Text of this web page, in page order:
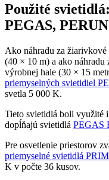
Použité
PEGAS,
Ako náhradu za
(40 × 10 m) a ako náhradu
výrobnej hale (30 × 15
priemyselných svietidiel
svetla 5 000 K.
Tieto svietidlá boli využité
dopĺňajú svietidlá PEGAS
Pre osvetlenie priestorov
priemyselné svietidlá
K v počte 36 kusov.